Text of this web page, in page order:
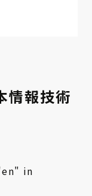
情報技術
in